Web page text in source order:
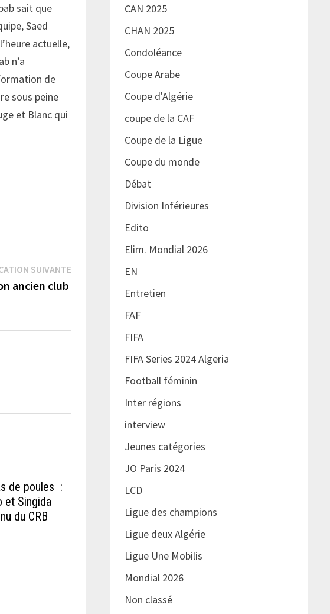
sait que
Saed
actuelle,
n’a
de
sous peine
et Blanc qui
SUIVANTEPublication
ancien club
de poules :
et Singida
du CRB
CAN 2025
CHAN 2025
Condoléance
Coupe Arabe
Coupe d'Algérie
coupe de la CAF
Coupe de la Ligue
Coupe du monde
Débat
Division Inférieures
Edito
Elim. Mondial 2026
EN
Entretien
FAF
FIFA
FIFA Series 2024 Algeria
Football féminin
Inter régions
interview
Jeunes catégories
JO Paris 2024
LCD
Ligue des champions
Ligue deux Algérie
Ligue Une Mobilis
Mondial 2026
Non classé